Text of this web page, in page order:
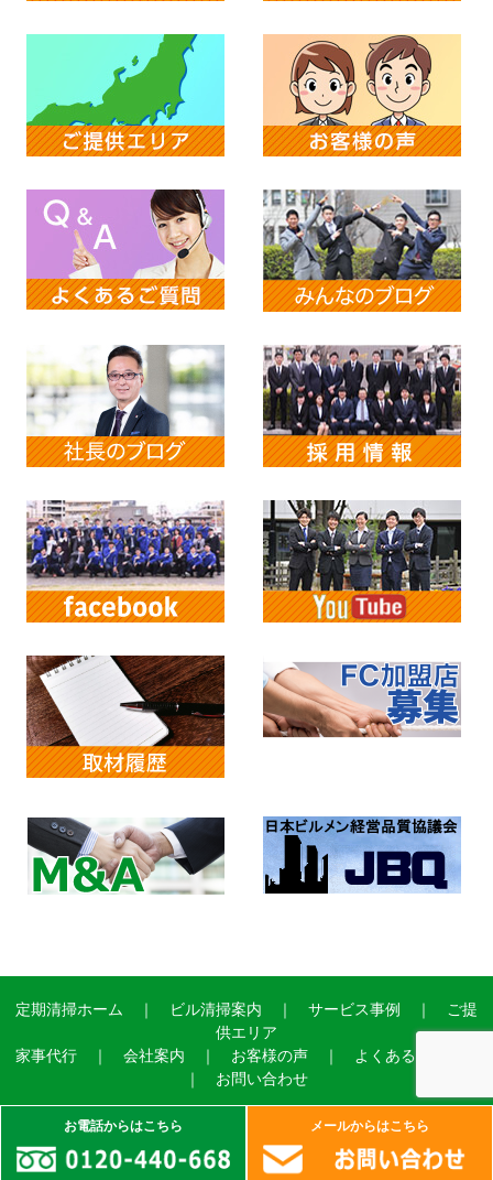
お電話からはこちら メールからはこちら
定期清掃ホーム ｜ ビル清掃案内 ｜ サービス事例 ｜
ご提
供エリア
家事代行｜ 会社案内 ｜ お客様の声｜
よくあるご質問
｜ お問い合わせ
Copyright©2004 ADVANCE SERVICE Ltd.All Right Reserved